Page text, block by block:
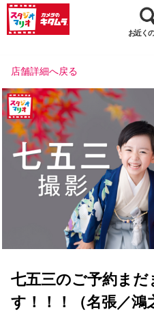
お近く
店舗詳細へ戻る
七五三のご予約まだ
す！！！（名張／鴻